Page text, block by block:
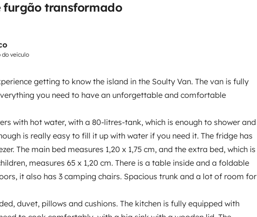
furgão transformado
do veículo
getting to know the island in the Soulty Van. The van is fully
you need to have an unforgettable and comfortable
with hot water, with a 80-litres-tank, which is enough to shower and
is really easy to fill it up with water if you need it. The fridge has
The main bed measures 1,20 x 1,75 cm, and the extra bed, which is
measures 65 x 1,20 cm. There is a table inside and a foldable
it also has 3 camping chairs. Spacious trunk and a lot of room for
duvet, pillows and cushions. The kitchen is fully equipped with
with a wooden lid. The
or outside the van.
recommendations of places
the grey waters deposit
Cama 2
Cama transversal
Frigorífico
Kit de limpeza
Fecho central